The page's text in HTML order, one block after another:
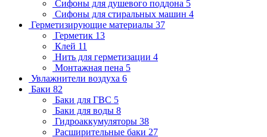
Сифоны для душевого поддона 5
Сифоны для стиральных машин 4
Герметизирующие материалы 37
Герметик 13
Клей 11
Нить для герметизации 4
Монтажная пена 5
Увлажнители воздуха 6
Баки 82
Баки для ГВС 5
Баки для воды 8
Гидроаккумуляторы 38
Расширительные баки 27